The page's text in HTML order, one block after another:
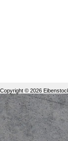
Copyright © 2026